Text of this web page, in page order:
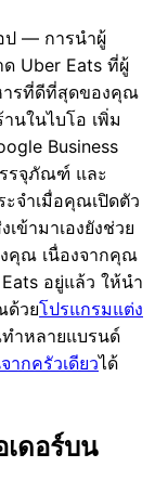
ป — การนำผู้
Uber Eats ที่ผู้
ารที่ดีที่สุดของคุณ
นในไบโอ เพิ่ม
Business
รจุภัณฑ์ และ
จำเมื่อคุณเปิดตัว
ข้ามาเองยังช่วย
คุณ เนื่องจากคุณ
อยู่แล้ว ให้นำ
ด้วยโปรแกรมแต่ง
ำหลายแบรนด์
ากครัวเดียวได้
ดอร์บน